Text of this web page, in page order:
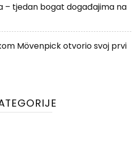
– tjedan bogat događajima na
Mövenpick otvorio svoj prvi